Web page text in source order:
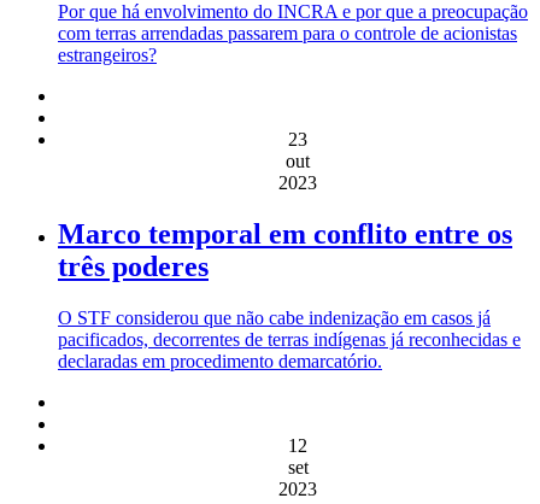
Por que há envolvimento do INCRA e por que a preocupação
com terras arrendadas passarem para o controle de acionistas
estrangeiros?
23
out
2023
Marco temporal em conflito entre os
três poderes
O STF considerou que não cabe indenização em casos já
pacificados, decorrentes de terras indígenas já reconhecidas e
declaradas em procedimento demarcatório.
12
set
2023